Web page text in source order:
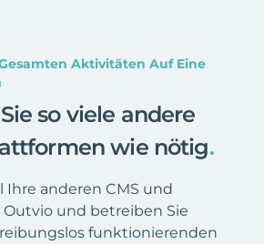
Aktivitäten Auf Eine
so viele andere
wie nötig.
Ihre anderen CMS und
Outvio und betreiben Sie
funktionierenden